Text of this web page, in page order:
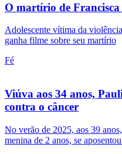
O martírio de
Adolescente vítima da
ganha filme sobre seu martírio
Fé
Viúva aos 34 anos,
contra o câncer
No verão de 2025, aos 39
menina de 2 anos, se